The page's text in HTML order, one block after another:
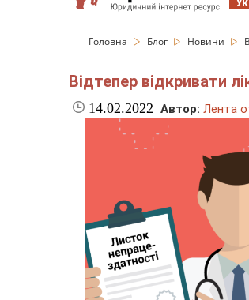
Головна Блог Новини
Відтепер відкривати
14.02.2022 Автор: Лента